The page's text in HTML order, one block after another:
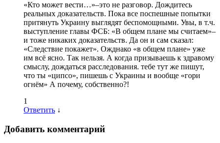
«Кто может вести…»–это не разговор. Дождитесь
реальных доказательств. Пока все поспешные попытки
притянуть Украину выглядят беспомощными. Увы, в т.ч.
выступление главы ФСБ: «В общем плане мы считаем»–
и тоже никаких доказательств. Да он и сам сказал:
«Следствие покажет». Ожднако «в общем плане» уже
им всё ясно. Так нельзя. А когда призываешь к здравому
смыслу, дождаться расследования. тебе тут же пишут,
что ты «ципсо», пишешь с Украины и вообще «гори
огнём» А почему, собственно?!
1
Ответить ↓
Добавить комментарий